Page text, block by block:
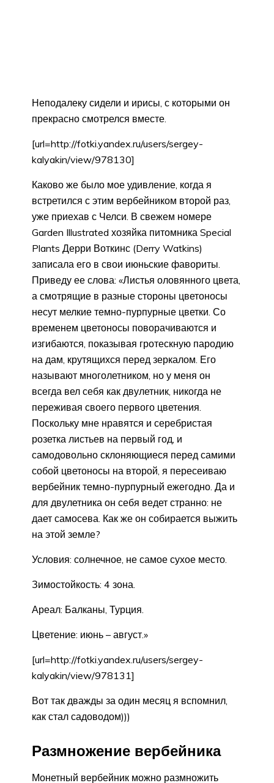
Неподалеку сидели и ирисы, с которыми он
прекрасно смотрелся вместе.
[url=http://fotki.yandex.ru/users/sergey-
kalyakin/view/978130]
Каково же было мое удивление, когда я
встретился с этим вербейником второй раз,
уже приехав с Челси. В свежем номере
Garden Illustrated хозяйка питомника Special
Plants Дерри Воткинс (Derry Watkins)
записала его в свои июньские фавориты.
Приведу ее слова: «Листья оловянного цвета,
а смотрящие в разные стороны цветоносы
несут мелкие темно-пурпурные цветки. Со
временем цветоносы поворачиваются и
изгибаются, показывая гротескную пародию
на дам, крутящихся перед зеркалом. Его
называют многолетником, но у меня он
всегда вел себя как двулетник, никогда не
переживая своего первого цветения.
Поскольку мне нравятся и серебристая
розетка листьев на первый год, и
самодовольно склоняющиеся перед самими
собой цветоносы на второй, я пересеиваю
вербейник темно-пурпурный ежегодно. Да и
для двулетника он себя ведет странно: не
дает самосева. Как же он собирается выжить
на этой земле?
Условия: солнечное, не самое сухое место.
Зимостойкость: 4 зона.
Ареал: Балканы, Турция.
Цветение: июнь – август.»
[url=http://fotki.yandex.ru/users/sergey-
kalyakin/view/978131]
Вот так дважды за один месяц я вспомнил,
как стал садоводом)))
Размножение вербейника
Монетный вербейник можно размножить